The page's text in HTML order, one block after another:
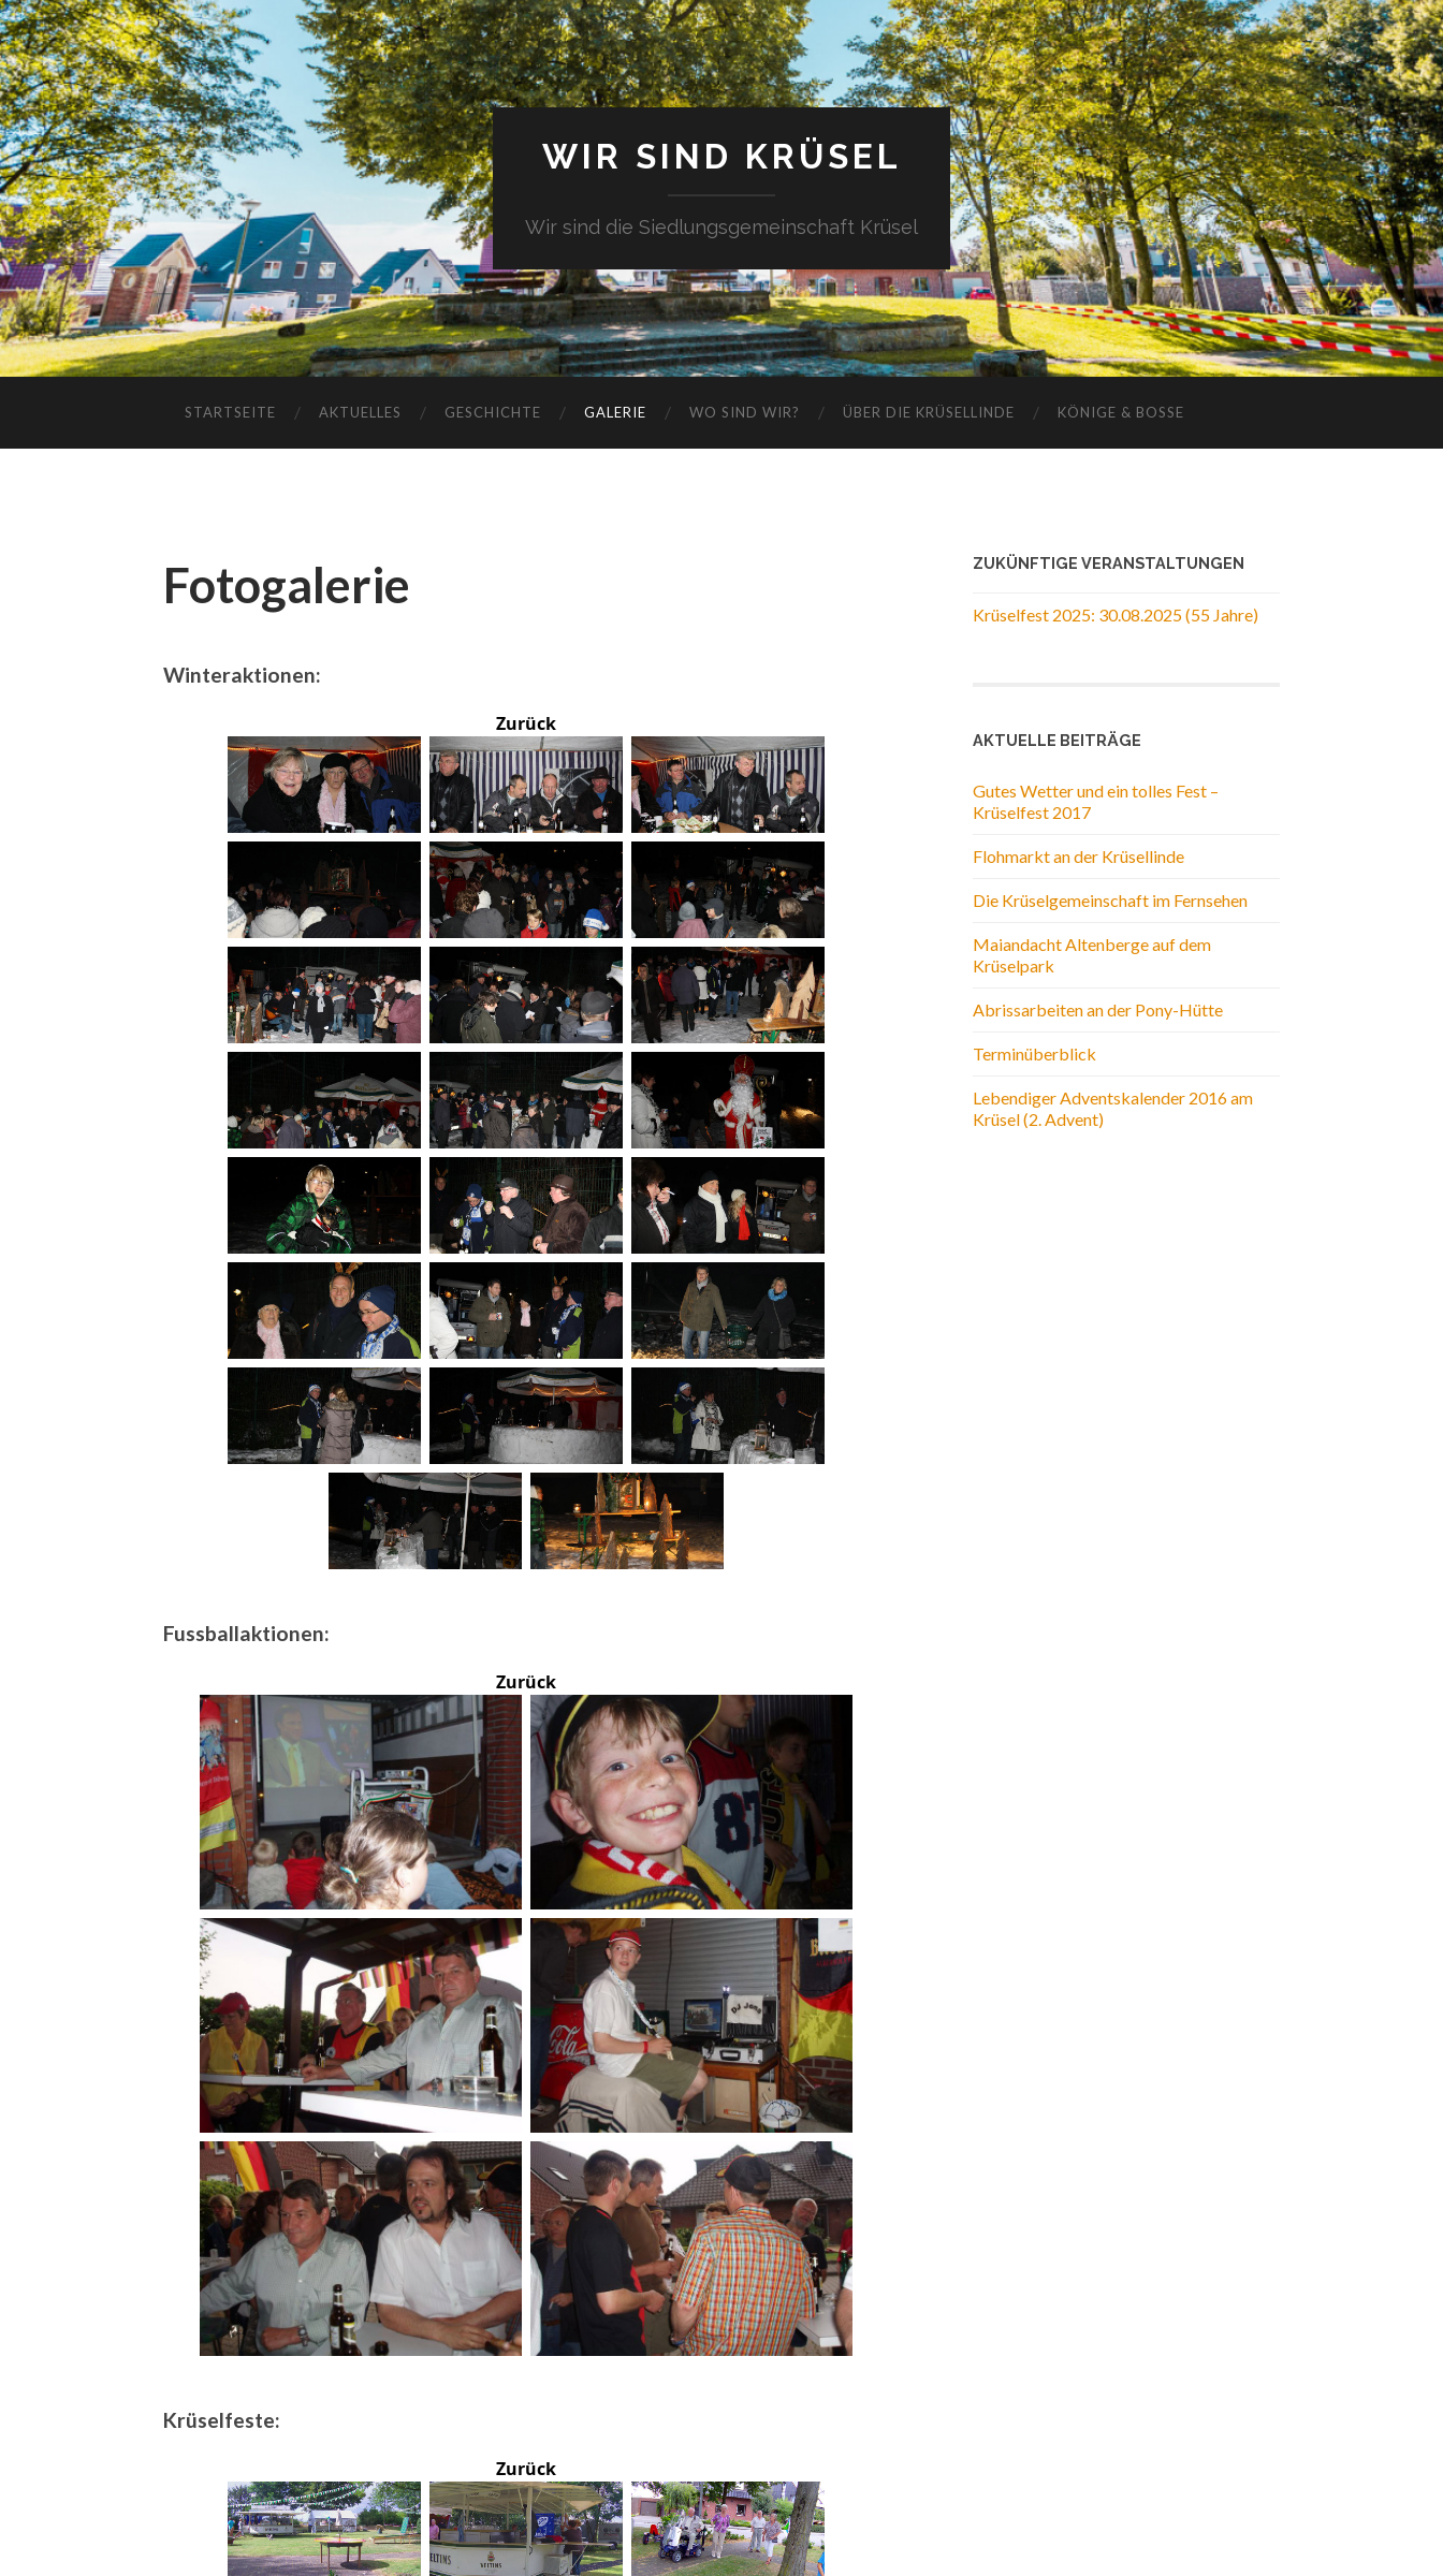
WIR SIND KRÜSEL
Wir sind die Siedlungsgemeinschaft Krüsel
STARTSEITE AKTUELLES GESCHICHTE GALERIE WO SIND WIR? ÜBER DIE KRÜSELLINDE KÖNIGE & BOSSE
Fotogalerie
Winteraktionen:
Zurück
Fussballaktionen:
Zurück
Krüselfeste:
Zurück
ZUKÜNFTIGE VERANSTALTUNGEN
Krüselfest 2025: 30.08.2025 (55 Jahre)
AKTUELLE BEITRÄGE
Gutes Wetter und ein tolles Fest –
Krüselfest 2017
Flohmarkt an der Krüsellinde
Die Krüselgemeinschaft im Fernsehen
Maiandacht Altenberge auf dem
Krüselpark
Abrissarbeiten an der Pony-Hütte
Terminüberblick
Lebendiger Adventskalender 2016 am
Krüsel (2. Advent)